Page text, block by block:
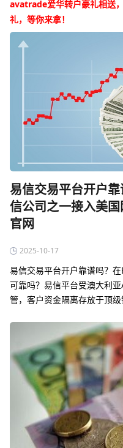
avatrade爱华转户豪礼相送
礼，等你来拿！
易信交易平台开户
信公司之一接入美
官网
2025-10-17
易信交易平台开户靠谱吗？
可靠吗？‌易信平台受澳大利
管，客户资金隔离存放于顶